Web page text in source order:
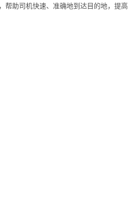
帮助司机快速、准确地到达目的地，提高